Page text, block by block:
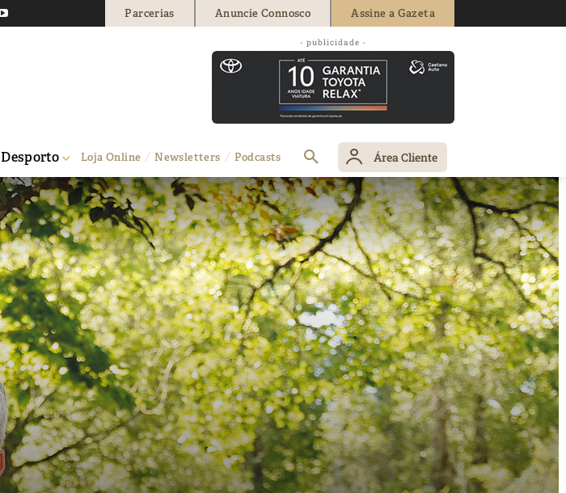
Parcerias Anuncie Connosco Assine a Gazeta
- publicidade -
Desporto Loja Online Newsletters Podcasts Área Cliente